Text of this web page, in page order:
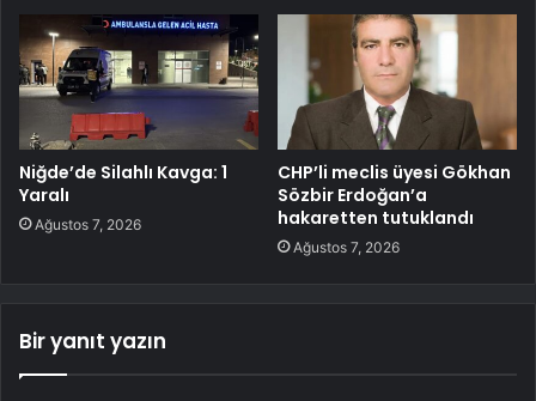
Niğde’de Silahlı Kavga: 1
Yaralı
Ağustos 7, 2026
CHP’li meclis üyesi Gökhan
Sözbir Erdoğan’a
hakaretten tutuklandı
Ağustos 7, 2026
Bir yanıt yazın